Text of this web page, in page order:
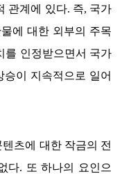
관계에 있다. 즉, 국가
에 대한 외부의 주목
를 인정받으면서 국가
승이 지속적으로 일어
츠에 대한 작금의 전
다. 또 하나의 요인으